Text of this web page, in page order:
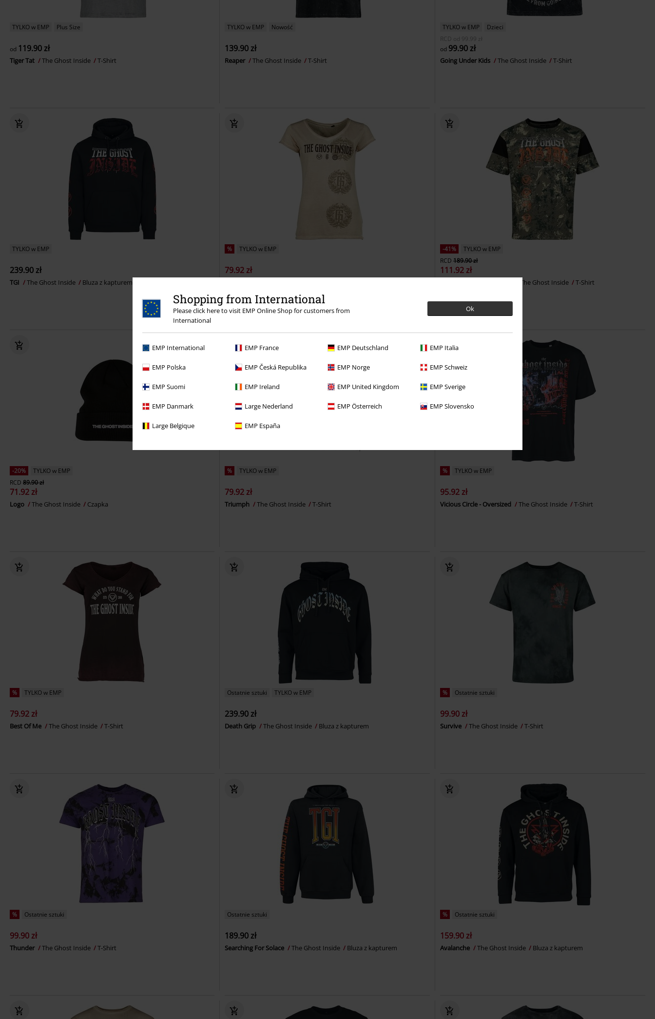
Shopping from International
Please click here to visit EMP Online Shop for customers from
International
Ok
EMP International EMP France EMP Deutschland EMP Italia
EMP Polska EMP Česká Republika EMP Norge EMP Schweiz
EMP Suomi EMP Ireland EMP United Kingdom EMP Sverige
EMP Danmark Large Nederland EMP Österreich EMP Slovensko
Large Belgique EMP España
TYLKO w EMP Plus Size
od 119.90 zł
Tiger Tat The Ghost Inside T-Shirt
TYLKO w EMP Nowość
139.90 zł
Reaper The Ghost Inside T-Shirt
TYLKO w EMP
Dzieci
RCD
od 99.99 zł
od 99.90 zł
Going Under Kids The Ghost Inside T-Shirt
TYLKO w EMP
239.90 zł
TGI The Ghost Inside Bluza z kapturem
% TYLKO w EMP
79.92 zł
-41%
TYLKO w EMP
RCD 189.90 zł
111.92 zł
The Ghost Inside T-Shirt
-20%
TYLKO w EMP
RCD 89.90 zł
71.92 zł
Logo The Ghost Inside Czapka
% TYLKO w EMP
79.92 zł
Triumph The Ghost Inside T-Shirt
% TYLKO w EMP
95.92 zł
Vicious Circle - Oversized The Ghost Inside T-Shirt
% TYLKO w EMP
79.92 zł
Best Of Me The Ghost Inside T-Shirt
Ostatnie sztuki TYLKO w EMP
239.90 zł
Death Grip The Ghost Inside Bluza z kapturem
% Ostatnie sztuki
99.90 zł
Survive The Ghost Inside T-Shirt
% Ostatnie sztuki
99.90 zł
Thunder The Ghost Inside T-Shirt
Ostatnie sztuki
189.90 zł
Searching For Solace The Ghost Inside Bluza z kapturem
% Ostatnie sztuki
159.90 zł
Avalanche The Ghost Inside Bluza z kapturem